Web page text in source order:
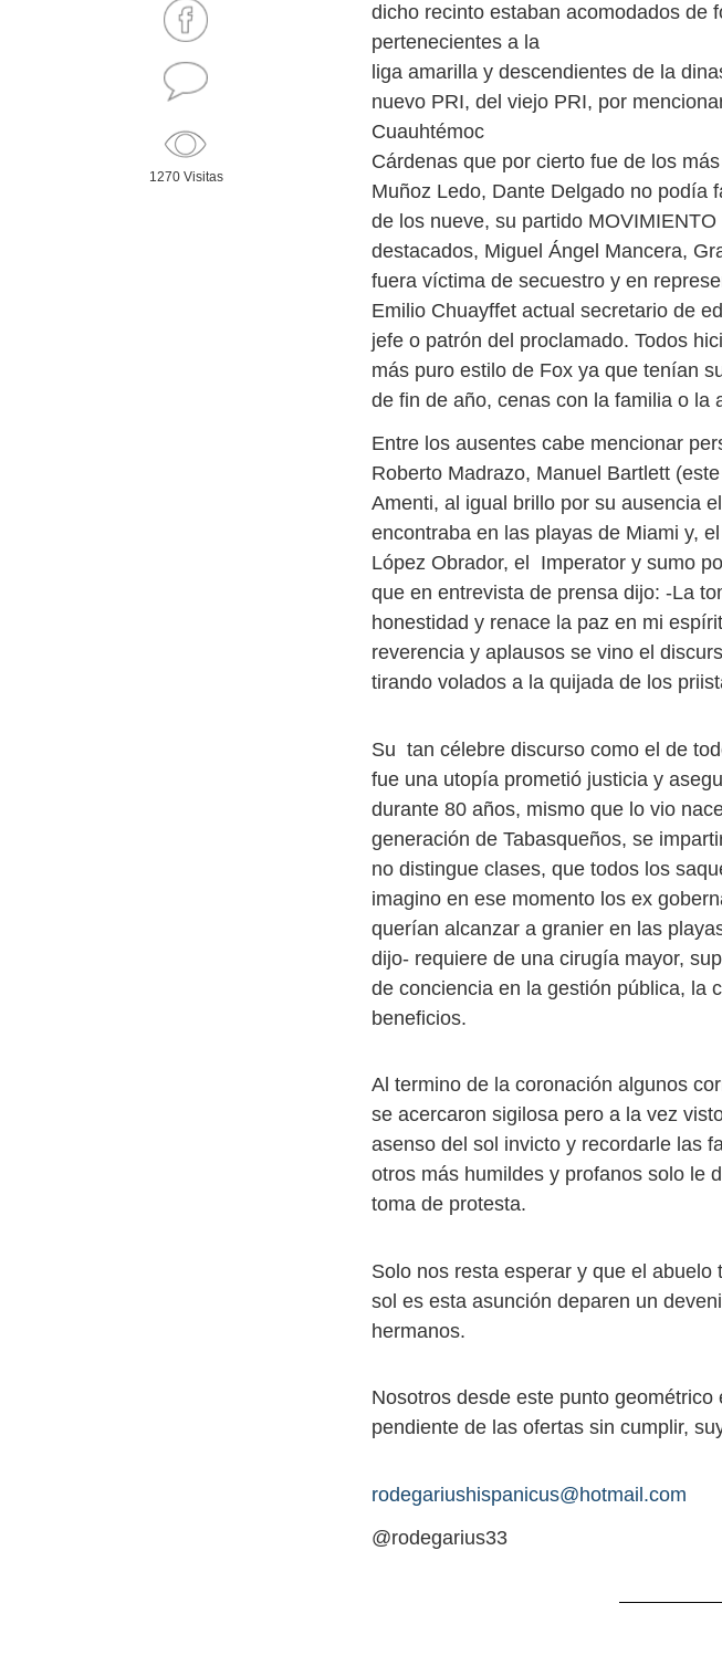
1270 Visitas
dicho recinto estaban acomodados
pertenecientes a la
liga amarilla y descendientes de la
nuevo PRI, del viejo PRI, por
Cuauhtémoc
Cárdenas que por cierto fue de los
Muñoz Ledo, Dante Delgado no podía
de los nueve, su partido
destacados, Miguel Ángel Mancera,
fuera víctima de secuestro y en
Emilio Chuayffet actual secretario de
jefe o patrón del proclamado. Todos
más puro estilo de Fox ya que tenían
de fin de año, cenas con la familia o la
Entre los ausentes cabe mencionar
Roberto Madrazo, Manuel Bartlett
Amenti, al igual brillo por su ausencia
encontraba en las playas de Miami y,
López Obrador, el Imperator y sumo
que en entrevista de prensa dijo: -La
honestidad y renace la paz en mi
reverencia y aplausos se vino el
tirando volados a la quijada de los
Su tan célebre discurso como el de
fue una utopía prometió justicia y
durante 80 años, mismo que lo vio
generación de Tabasqueños, se
no distingue clases, que todos los
imagino en ese momento los ex
querían alcanzar a granier en las
dijo- requiere de una cirugía mayor,
de conciencia en la gestión pública, la
beneficios.
Al termino de la coronación algunos
se acercaron sigilosa pero a la vez
asenso del sol invicto y recordarle las
otros más humildes y profanos solo le
toma de protesta.
Solo nos resta esperar y que el
sol es esta asunción deparen un
hermanos.
Nosotros desde este punto
pendiente de las ofertas sin cumplir,
rodegariushispanicus@hotmail.com
@rodegarius33